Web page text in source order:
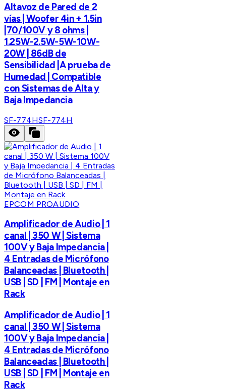
Altavoz de Pared de 2
vías | Woofer 4in + 1.5in
|70/100V y 8 ohms |
1.25W-2.5W-5W-10W-
20W | 86dB de
Sensibilidad |A prueba de
Humedad | Compatible
con Sistemas de Alta y
Baja Impedancia
SF-774HSF-774H
EPCOM PROAUDIO
Amplificador de Audio | 1
canal | 350 W | Sistema
100V y Baja Impedancia |
4 Entradas de Micrófono
Balanceadas | Bluetooth |
USB | SD | FM | Montaje en
Rack
Amplificador de Audio | 1
canal | 350 W | Sistema
100V y Baja Impedancia |
4 Entradas de Micrófono
Balanceadas | Bluetooth |
USB | SD | FM | Montaje en
Rack